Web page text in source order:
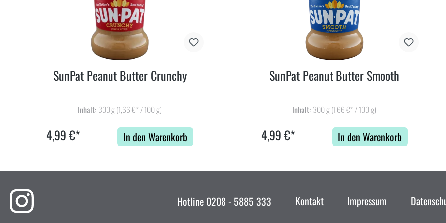
SunPat Peanut Butter Crunchy
Inhalt: 300 g(1,66 €* / 100 g)
4,99 €* In den Warenkorb
SunPat Peanut Butter Smooth
Inhalt: 300 g(1,66 €* / 100 g)
4,99 €* In den Warenkorb
Hotline 0208 - 5885 333 Kontakt Impressum